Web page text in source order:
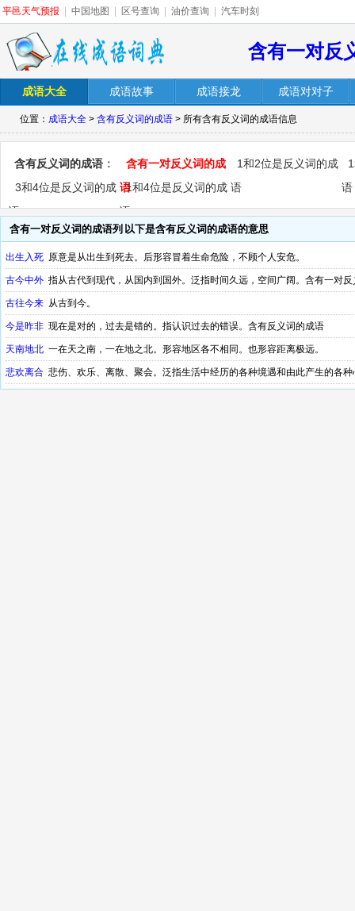
平邑天气预报 中国地图 区号查询 油价查询 汽车时刻
含有一对反
成语大全 成语故事 成语接龙 成语对对子
位置： 成语大全 > 含有反义词的成语 > 所有含有反义词的成语信息
含有反义词的成语 ：
含有一对反义词的成
语
1和2位是反义词的成
语
语
3和4位是反义词的成
语
1和4位是反义词的成
语
含有一对反义词的成语列
表
以下是含有反义词的成语的意思
出生入死 原意是从出生到死去。后形容冒着生命危险，不顾个人安危。
古今中外 指从古代到现代，从国内到国外。泛指时间久远，空间广阔。含有一对
古往今来 从古到今。
今是昨非 现在是对的，过去是错的。指认识过去的错误。含有反义词的成语
天南地北 一在天之南，一在地之北。形容地区各不相同。也形容距离极远。
悲欢离合 悲伤、欢乐、离散、聚会。泛指生活中经历的各种境遇和由此产生的各